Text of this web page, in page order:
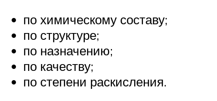
по химическому составу;
по структуре;
по назначению;
по качеству;
по степени раскисления.